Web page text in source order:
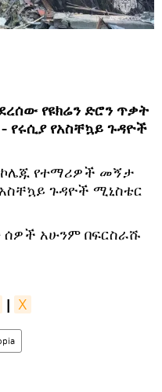
የዩክሬን ድሮን ጥቃት
የሩሲያ የአስቸኳይ ጉዳዮች
የተማሪዎች መኝታ
ጉዳዮች ሚኒስቴር
አሁንም በፍርስራሹ
| X